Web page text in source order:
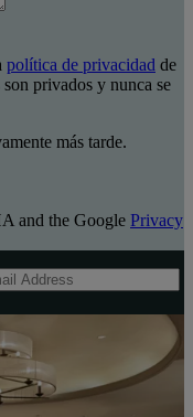
política de privacidad de
privados y nunca se
más tarde.
and the Google Privacy